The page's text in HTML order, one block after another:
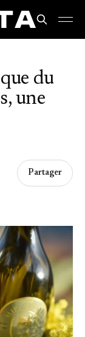
du
une
Partager